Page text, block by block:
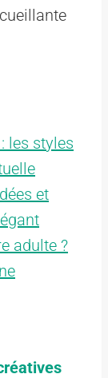
les styles
et
adulte ?